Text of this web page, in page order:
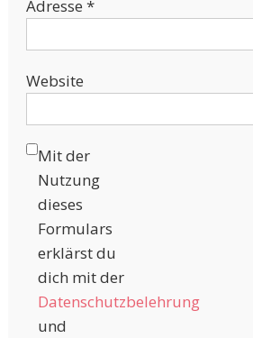
Adresse *
Website
Mit der
Nutzung
dieses
Formulars
erklärst du
dich mit der
Datenschutzbelehrung
und